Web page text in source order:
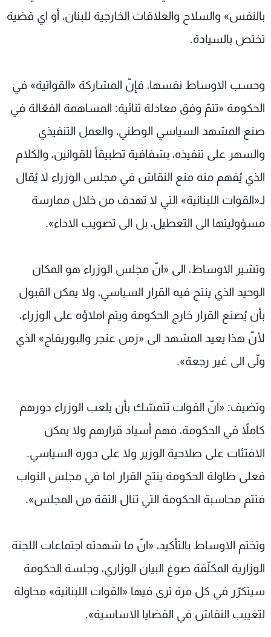
بالنفس» والسلاح والعلاقات الخارجية للبنان، أو اي قضية
تختص بالسيادة.
وحسب الاوساط نفسها، فإنّ المشاركة «القواتية» في
الحكومة «تتمّ وفق معادلة ثنائية: المساهمة الفعّالة في
صنع المشهد السياسي الوطني، والعمل التنفيذي
والسهر على تنفيذه، بشفافية تطبيقاً للقوانين، والكلام
الذي يُفهم منه منع النقاش في مجلس الوزراء لا يُقال
لـ«القوات اللبنانية» التي لا تهدف من خلال ممارسة
مسؤوليتها الى التعطيل، بل الى تصويب الاداء».
وتشير الاوساط، الى «انّ مجلس الوزراء هو المكان
الوحيد الذي ينتج فيه القرار السياسي، ولا يمكن القبول
بأن يُصنع القرار خارج الحكومة ويتم املاؤه على الوزراء،
لأنّ هذا يعيد المشهد الى «زمن عنجر والبوريفاج» الذي
ولّى الى غير رجعة».
وتضيف: «انّ القوات تتمسّك بأن يلعب الوزراء دورهم
كاملاً في الحكومة، فهم أسياد قرارهم ولا يمكن
الافتئات على صلاحية الوزير ولا على دوره السياسي.
فعلى طاولة الحكومة ينتج القرار اما في مجلس النواب
فتتم محاسبة الحكومة التي تنال الثقة من المجلس».
وتختم الاوساط بالتأكيد، «انّ ما شهدته اجتماعات اللجنة
الوزارية المكلّفة صوغ البيان الوزاري، وجلسة الحكومة
سيتكرّر في كل مرة ترى فيها «القوات اللبنانية» محاولة
لتغييب النقاش في القضايا الاساسية».